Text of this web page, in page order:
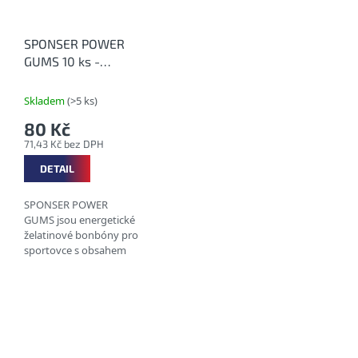
SPONSER POWER
GUMS 10 ks -
Skladem(>5 ks)
71,43 Kč bez DPH
80 Kč
DETAIL
SPONSER POWER
GUMS jsou energetické
želatinové bonbóny pro
sportovce s obsahem